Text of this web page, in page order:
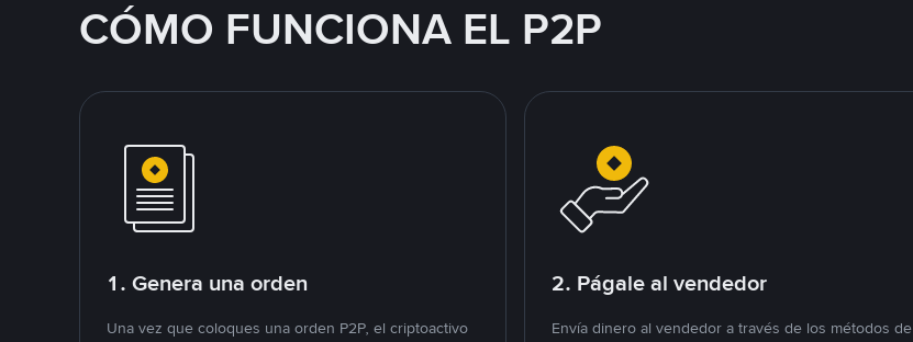
CÓMO FUNCIONA EL P2P
1. Genera una orden
Una vez que coloques una orden P2P, el criptoactivo
2. Págale al vendedor
Envía dinero al vendedor a través de los métodos de